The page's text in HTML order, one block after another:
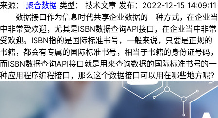
来源： 聚合数据 类型： 技术文章 发布： 2022-12-15 14:09:11
数据接口作为信息时代共享企业数据的一种方式，在企业当
中非常受欢迎，尤其是ISBN数据查询API接口，在企业当中非常
受欢迎。ISBN指的是国际标准书号，一般来说，只要是正规的
书籍，都会有专属的国际标准书号，相当于书籍的身份证号码，
而ISBN数据查询API接口就是用来查询数据的国际标准书号的一
种应用程序编程接口，那么这个数据接口可以用在哪些地方呢?